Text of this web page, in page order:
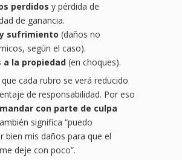
perdidos y pérdida de
de ganancia.
sufrimiento (daños no
según el caso).
a la propiedad (en choques).
cada rubro se verá reducido
de responsabilidad. Por eso
con parte de culpa
significa “puedo
bien mis daños para que el
deje con poco”.